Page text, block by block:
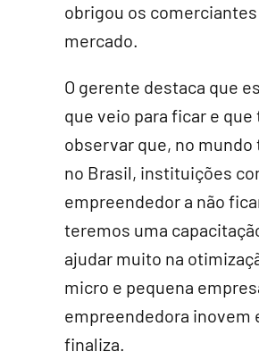
obrigou os
mercado.
O gerente destaca que
que veio para ficar e
observar que, no mundo
no Brasil, instituições
empreendedor a não
teremos uma
ajudar muito na
micro e pequena
empreendedora inovem
finaliza.